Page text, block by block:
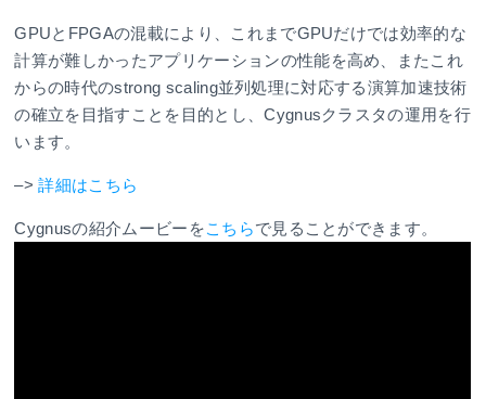
GPUとFPGAの混載により、これまでGPUだけでは効率的な
計算が難しかったアプリケーションの性能を高め、またこれ
からの時代のstrong scaling並列処理に対応する演算加速技術
の確立を目指すことを目的とし、Cygnusクラスタの運用を行
います。
–> 詳細はこちら
Cygnusの紹介ムービーをこちらで見ることができます。